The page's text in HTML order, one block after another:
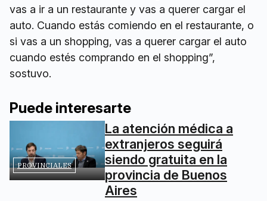
vas a ir a un restaurante y vas a querer cargar el
auto. Cuando estás comiendo en el restaurante, o
si vas a un shopping, vas a querer cargar el auto
cuando estés comprando en el shopping”,
sostuvo.
Puede interesarte
PROVINCIALES
La atención médica a
extranjeros seguirá
siendo gratuita en la
provincia de Buenos
Aires